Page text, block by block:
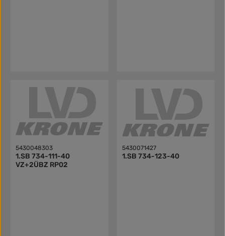
5430048303
1.SB 734-111-40
VZ+2ÜBZ RP02
5430071427
1.SB 734-123-40